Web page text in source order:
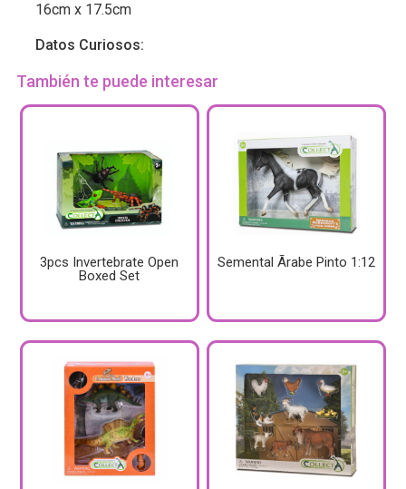
16cm x 17.5cm
Datos Curiosos:
También te puede interesar
3pcs Invertebrate Open
Boxed Set
Semental Ãrabe Pinto 1:12